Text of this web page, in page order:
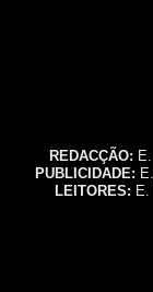
REDACÇÃO:
PUBLICIDADE:
LEITORES: E.